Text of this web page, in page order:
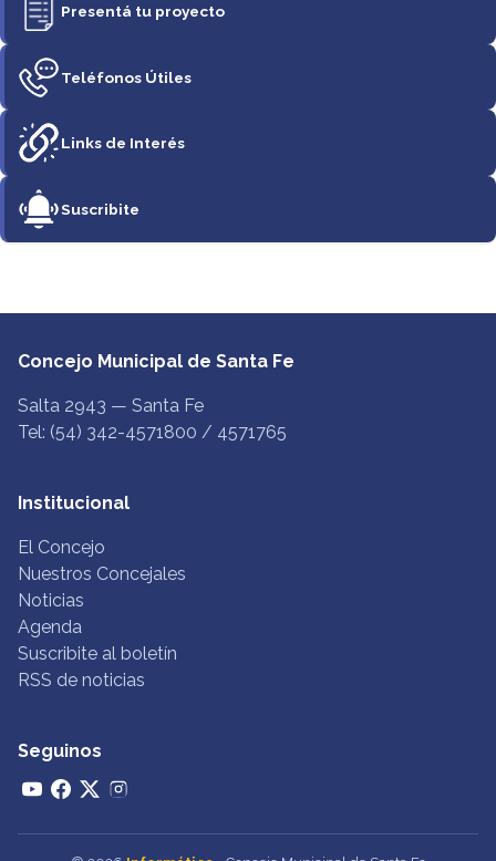
Presentá tu proyecto
Teléfonos Útiles
Links de Interés
Suscribite
Concejo Municipal de Santa Fe
Salta 2943 — Santa Fe
Tel: (54) 342-4571800 / 4571765
Institucional
El Concejo
Nuestros Concejales
Noticias
Agenda
Suscribite al boletín
RSS de noticias
Seguinos